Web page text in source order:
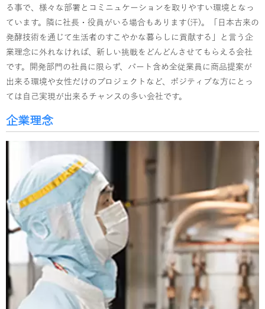
る事で、様々な部署とコミニュケーションを取りやすい環境となっ
ています。隣に社長・役員がいる場合もあります(汗)。「日本古来の
発酵技術を通じて生活者のすこやかな暮らしに貢献する」と言う企
業理念に外れなければ、新しい挑戦をどんどんさせてもらえる会社
です。開発部門の社員に限らず、パート含め全従業員に商品提案が
出来る環境や女性だけのプロジェクトなど、ポジティブな方にとっ
ては自己実現が出来るチャンスの多い会社です。
企業理念